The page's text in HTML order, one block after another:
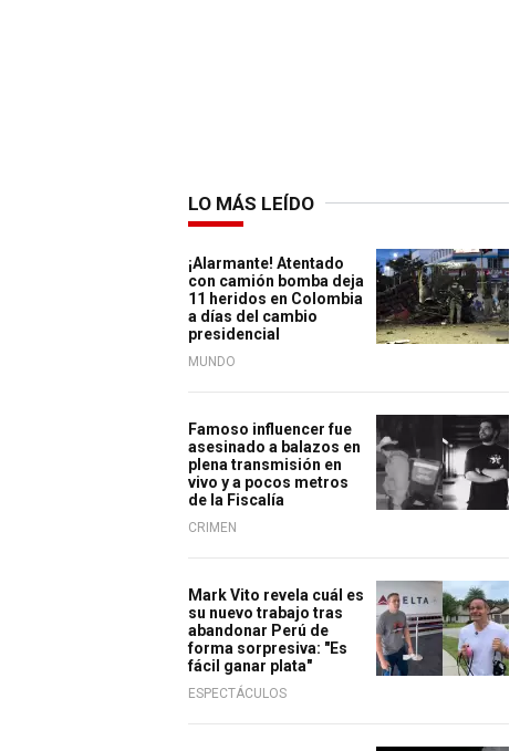
LO MÁS LEÍDO
¡Alarmante! Atentado
con camión bomba deja
11 heridos en Colombia
a días del cambio
presidencial
MUNDO
Famoso influencer fue
asesinado a balazos en
plena transmisión en
vivo y a pocos metros
de la Fiscalía
CRIMEN
Mark Vito revela cuál es
su nuevo trabajo tras
abandonar Perú de
forma sorpresiva: "Es
fácil ganar plata"
ESPECTÁCULOS